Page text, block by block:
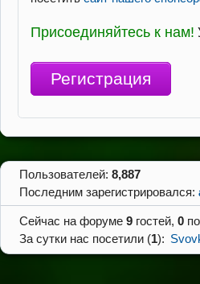
Присоединяйтесь к нам!
Регистрация
Пользователей: 8,887
Последним зарегистрировался:
Сейчас на форуме 9гостей, 0
За сутки нас посетили (1):